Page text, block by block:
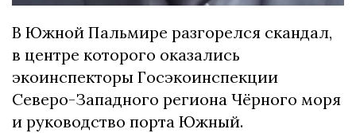
В Южной Пальмире разгорелся скандал,
в центре которого оказались
экоинспекторы Госэкоинспекции
Северо-Западного региона Чёрного моря
и руководство порта Южный.